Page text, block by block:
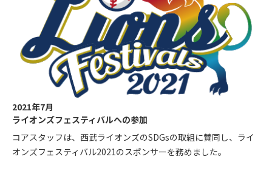
2021年7月
ライオンズフェスティバルへの参加
コアスタッフは、西武ライオンズのSDGsの取組に賛同し、ライ
オンズフェスティバル2021のスポンサーを務めました。